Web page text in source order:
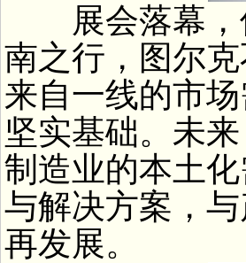
展会落幕，
南之行，图尔
来自一线的市
坚实基础。未
制造业的本土
与解决方案，
再发展。